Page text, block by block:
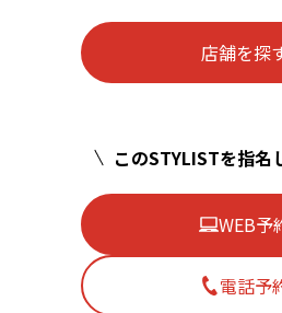
店舗を探
このSTYLISTを指名
WEB予
電話予